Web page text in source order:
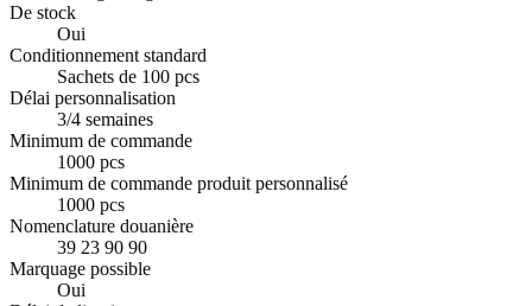
De stock
Oui
Conditionnement standard
Sachets de 100 pcs
Délai personnalisation
3/4 semaines
Minimum de commande
1000 pcs
Minimum de commande produit personnalisé
1000 pcs
Nomenclature douanière
39 23 90 90
Marquage possible
Oui